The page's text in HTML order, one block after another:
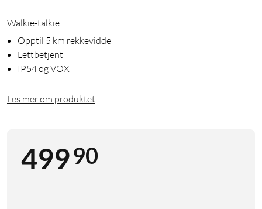
Walkie-talkie
Opptil 5 km rekkevidde
Lettbetjent
IP54 og VOX
Les mer om produktet
49990